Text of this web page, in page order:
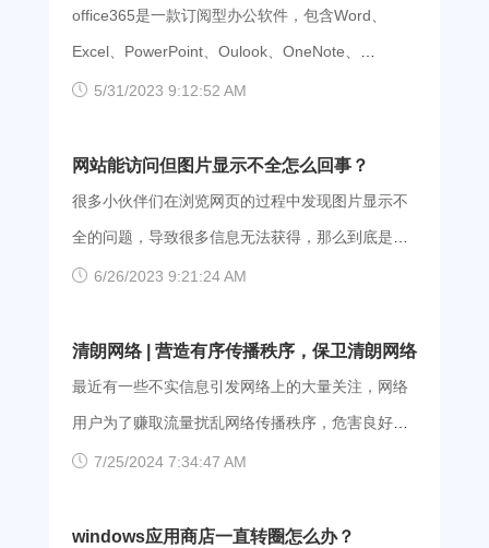
发了一波回忆杀。 但是对于部分用户来说，可能会
由于网络延迟观看时出现卡顿情况，那么建议大家
使用爱加速，切换服务器网络，摆脱延迟卡顿，解
个省或直辖市，拥有超过1300台纯净自建服务器，
无论你身在何处，都能随时享受极速的连接。
【如何使用爱加速】 第一步：点击下面的链接跳转
些？
office365是一款订阅型办公软件，包含Word、
Excel、PowerPoint、Oulook、OneNote、
OneDrive这6款应用，非常适合大学生和办公群体。
问题，那么今天小编就为大家带来了一些解决方
案，能够解决90%的异常状况，大家可以逐一尝
试，找到自己的问题所在。 1、修改网络的DNS
按下win+R，输入control回车打开控制面板； 在控
Sharing Centre 修改网络DNS为4.2.2.1 或者4.2.2.2
2、重启Microsoft登录服务 按win键+R，然后输入
services.msc回车 进入本地服务管理，查看以下服
5/31/2023 9:12:52 AM
网站能访问但图片显示不全怎么回事？
很多小伙伴们在浏览网页的过程中发现图片显示不
全的问题，导致很多信息无法获得，那么到底是什
么原因导致呢？今天小编为大家带来了一些解决方
浏览器过滤了图片，点击浏览器工具，选择Internet
选项，然后点击高级选择，选择显示图片，最后选
择应用，再重新访问网站就可以了。 2、浏览器不
支持webp格式 为了减少互联网上图片的发送时间和
片，而并非所有浏览器都支持 webp，比如：IE、
6/26/2023 9:21:24 AM
清朗网络 | 营造有序传播秩序，保卫清朗网络
最近有一些不实信息引发网络上的大量关注，网络
用户为了赚取流量扰乱网络传播秩序，危害良好的
网络生态频繁出现。我们的公众是社会经济生活的
序。 为了营造有序传播秩序，呼吁大家网上冲浪
7/25/2024 7:34:47 AM
windows应用商店一直转圈怎么办？